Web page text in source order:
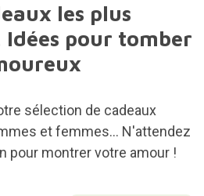
les plus
pour tomber
sélection de cadeaux
et femmes... N'attendez
pour montrer votre amour !